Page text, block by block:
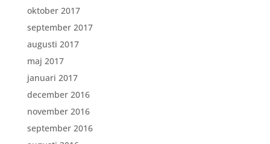
oktober 2017
september 2017
augusti 2017
maj 2017
januari 2017
december 2016
november 2016
september 2016